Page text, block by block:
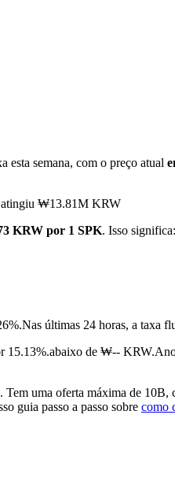
esta semana, com o preço atual
atingiu ₩13.81M KRW
KRW por 1 SPK. Isso significa:
Nas últimas 24 horas, a taxa
15.13%.abaixo de ₩-- KRW.
uma oferta máxima de
guia passo a passo sobre como